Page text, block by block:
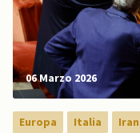
06 Marzo 2026
Europa Italia Iran